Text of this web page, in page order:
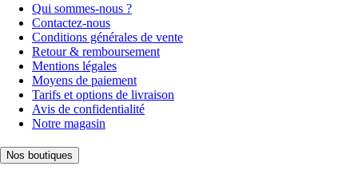
Qui sommes-nous ?
Contactez-nous
Conditions générales de vente
Retour & remboursement
Mentions légales
Moyens de paiement
Tarifs et options de livraison
Avis de confidentialité
Notre magasin
Nos boutiques